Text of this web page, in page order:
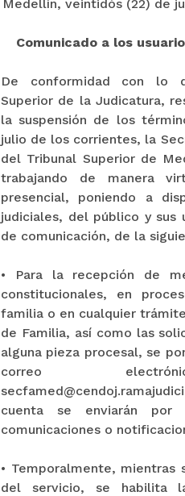
Medellín, veintidós (22) de
Comunicado a los
De conformidad con lo
Superior de la Judicatura,
la suspensión de los
julio de los corrientes, la
del Tribunal Superior de
trabajando de manera
presencial, poniendo a
judiciales, del público y sus
de comunicación, de la
• Para la recepción de
constitucionales, en
familia o en cualquier
de Familia, así como las
alguna pieza procesal, se
correo
cuenta se enviarán
comunicaciones o
• Temporalmente, mientras
del servicio, se habilita